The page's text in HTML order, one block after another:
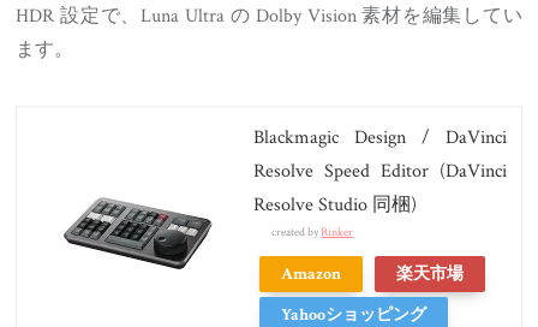
HDR 設定で、Luna Ultra の Dolby Vision 素材を編集してい
ます。
Blackmagic Design / DaVinci
Resolve Speed Editor (DaVinci
Resolve Studio 同梱)
created byRinker
Amazon
楽天市場
Yahooショッピング